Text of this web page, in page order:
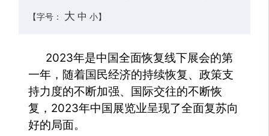
【字号： 大 中 小】
2023年是中国全面恢复线下展会的第
一年，随着国民经济的持续恢复、政策支
持力度的不断加强、国际交往的不断恢
复，2023年中国展览业呈现了全面复苏向
好的局面。